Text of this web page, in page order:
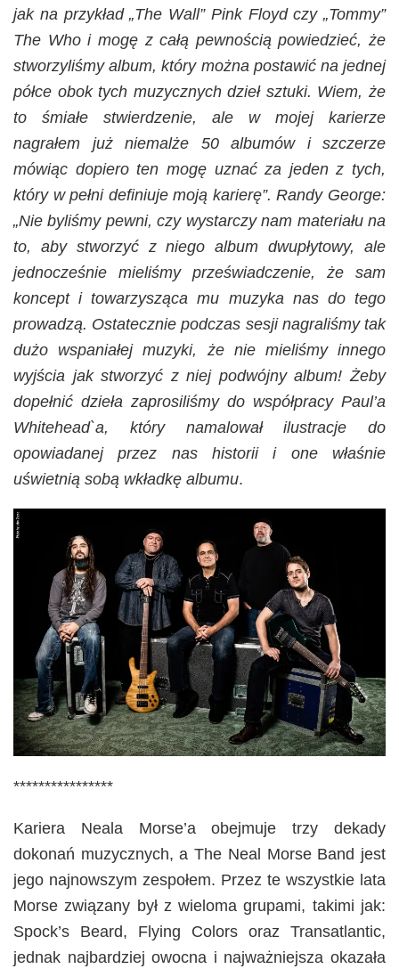
jak na przykład „The Wall” Pink Floyd czy „Tommy”
The Who i mogę z całą pewnością powiedzieć, że
stworzyliśmy album, który można postawić na jednej
półce obok tych muzycznych dzieł sztuki. Wiem, że
to śmiałe stwierdzenie, ale w mojej karierze
nagrałem już niemalże 50 albumów i szczerze
mówiąc dopiero ten mogę uznać za jeden z tych,
który w pełni definiuje moją karierę”. Randy George:
„Nie byliśmy pewni, czy wystarczy nam materiału na
to, aby stworzyć z niego album dwupłytowy, ale
jednocześnie mieliśmy przeświadczenie, że sam
koncept i towarzysząca mu muzyka nas do tego
prowadzą. Ostatecznie podczas sesji nagraliśmy tak
dużo wspaniałej muzyki, że nie mieliśmy innego
wyjścia jak stworzyć z niej podwójny album! Żeby
dopełnić dzieła zaprosiliśmy do współpracy Paul’a
Whitehead`a, który namalował ilustracje do
opowiadanej przez nas historii i one właśnie
uświetnią sobą wkładkę albumu.
****************
Kariera Neala Morse’a obejmuje trzy dekady
dokonań muzycznych, a The Neal Morse Band jest
jego najnowszym zespołem. Przez te wszystkie lata
Morse związany był z wieloma grupami, takimi jak:
Spock’s Beard, Flying Colors oraz Transatlantic,
jednak najbardziej owocna i najważniejsza okazała